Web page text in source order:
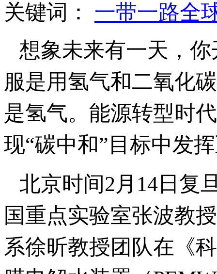
关键词： 一带一路全
想象未来有一天，
服是用氢气和二氧化
是氢气。能源转型时
现“碳中和”目标中发
北京时间2月14日复
国重点实验室张波教
系徐昕教授团队在《